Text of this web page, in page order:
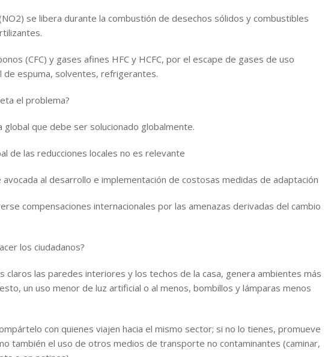
se libera durante la combustión de desechos sólidos y combustibles
(CFC) y gases afines HFC y HCFC, por el escape de gases de uso
de espuma, solventes, refrigerantes.
el problema?
global que debe ser solucionado globalmente.
de las reducciones locales no es relevante
avocada al desarrollo e implementación de costosas medidas de adaptación
compensaciones internacionales por las amenazas derivadas del cambio
los ciudadanos?
claros las paredes interiores y los techos de la casa, genera ambientes más
un uso menor de luz artificial o al menos, bombillos y lámparas menos
con quienes viajen hacia el mismo sector; si no lo tienes, promueve
también el uso de otros medios de transporte no contaminantes (caminar,